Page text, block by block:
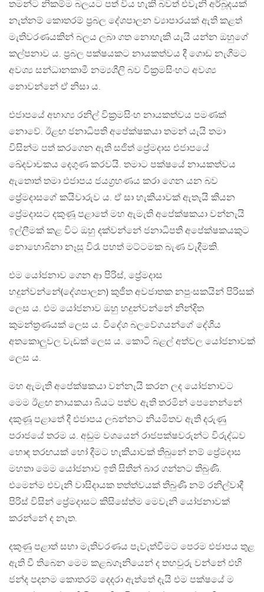
තමන්ට නිකම්ම බලයට පත් විය හැකි බවත් එවැනි අර්බූදයක්
නැත්නම් කොතරම් ප්‍රබල දේශපාලන ව්‍යාපාරයක් ඇති කළත්
මැතිවරණයකින් බලය ලබා ගත නොහැකි යැයි යන්න ඔහුගේ
කල්පනාව ය. ප්‍රබල පක්ෂයකට නායකත්වය දී ගොඩ නැගීමට
අවශ්‍ය සන්ධානකාමී නම්‍යශීලි බව වික්‍රමසිංහට අවශ්‍ය
නොවන්නේ ඒ නිසා ය.
එජාපයේ අභාග්‍ය රනිල් වික්‍රමසිංහ නායකත්වය පමණක්
නොවේ. ඊළඟ ජනාධිපති අපේක්ෂකයා තමන් යැයි තමා
විසින්ම පත් කරගෙන ඇති සජිත් ප්‍රේමදාස එජාපයේ
ඛේදවාචකය දෙගුණ කරවයි. තමාට පක්ෂයේ නායකත්වය
ඇතොත් තමා එජාපය ජයග්‍රහණය කරා ගෙන යන බව
ප්‍රේමදාසගේ කයිවාරුව ය. ඒ සා හැකියාවක් ඇතැයි කියන
ප්‍රේමදාසට දකුණූ පළාතේ මහ ඇමැති අපේක්ෂකයා වන්නැයි
ඉල්ලීමක් කළ විට ඔහු දක්වන්නේ ජනාධිපති අපේක්ෂකයකුට
නොහොබිනා නෑසූ විරෑ පහත් මට්ටමක බැණ වැදීමකි.
එම යෝජනාව ගෙන ආ පිරිස්, ප්‍රේමදාස
හදුන්වන්නේ(දේශපාලන) කුජීත අවජාතක නපුංසකයින් පිරිසක්
ලෙස ය. එම යෝජනාව ඔහු හදුන්වන්නේ නින්දිත
කුමන්ත්‍රණයක් ලෙස ය. විදේශ බලවේගයන්ගේ දේශීය
අතකොලුවල වැඩක් ලෙස ය. කොටි බළල් අත්වල යෝජනාවක්
ලෙස ය.
මහ ඇමැති අපේක්ෂකයා වන්නැයි කරන ලද යෝජනාවට
මෙම ඊළඟ නායකයා බියට පත්ව ඇති තරමින් පෙනෙන්නේ
දකුණූ පළාතේ දී එජාපය ලබන්නට නියමිතව ඇති දරුණු
පරාජයේ තරම ය. අඩුම වශයෙන් රාජපක්ෂවරුන්ට විරුද්ධව
හොඳ තරඟයක් හෝ දීමට හැකියාවක් තිබුනේ නම් ප්‍රේමදාස
මහතා මෙම යෝජනාව ඉති සිතින් බාර ගන්නට තිබුණි.
එමෙන්ම එවැනි වාසිදායක තත්ත්වයක් තිබුණි නම් රනිල්වාදී
පිරිස් විසින් ප්‍රේමදාසට කිසිසේත්ම මෙවැනි යෝජනාවක්
කරන්නේ ද නැත.
දකුණු පළාත් සභා මැතිවරණය පැවැත්වීමට පෙරම එජාපය තුළ
ඇති වී තිබෙන මෙම කළබගෑනියෙන් ද තහවුරු වන්නේ එහි
ජන්ද පදනම කොතරම් දෙදරා ඇත්තේ දැයි එම පක්ෂයේ ම